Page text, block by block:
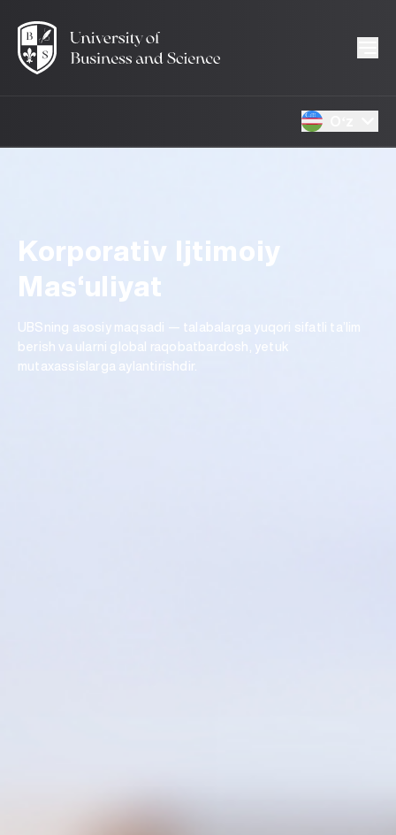
Korporativ Ijtimoiy
Mas‘uliyat
UBSning asosiy maqsadi — talabalarga yuqori sifatli ta’lim
berish va ularni global raqobatbardosh, yetuk
mutaxassislarga aylantirishdir.